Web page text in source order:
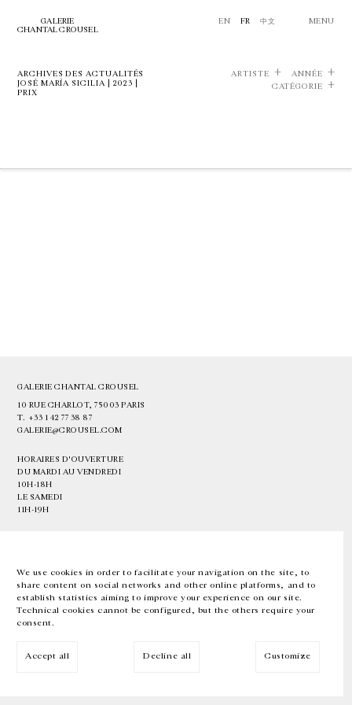
We use cookies in order to facilitate your navigation on the site, to
share content on social networks and other online platforms, and to
establish statistics aiming to improve your experience on our site.
Technical cookies cannot be configured, but the others require your
consent.
Accept all Decline all Customize
GALERIE
CHANTAL CROUSEL
EN FR 中文 MENU
ARCHIVES DES ACTUALITÉS
JOSÉ MARÍA SICILIA | 2023 |
PRIX
ARTISTE
ANNÉE
CATÉGORIE
GALERIE CHANTAL CROUSEL
10 RUE CHARLOT, 75003 PARIS
T. +33 1 42 77 38 87
GALERIE@CROUSEL.COM
HORAIRES D'OUVERTURE
DU MARDI AU VENDREDI
10H-18H
LE SAMEDI
11H-19H
EN FR 中文 Facebook Instagram
Inscrivez-vous à notre newsletter